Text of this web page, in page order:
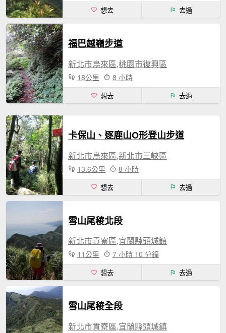
想去 去過
福巴越嶺步道
新北市烏來區,桃園市復興區
18公里 8 小時
想去 去過
卡保山、逐鹿山O形登山步道
新北市烏來區,新北市三峽區
13.6公里 8 小時
想去 去過
雪山尾稜北段
新北市貢寮區,宜蘭縣頭城鎮
11公里 7 小時 10 分鐘
想去 去過
雪山尾稜全段
新北市貢寮區,宜蘭縣頭城鎮